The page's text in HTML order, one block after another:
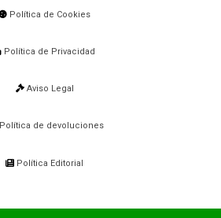
Política de Cookies
Política de Privacidad
Aviso Legal
Política de devoluciones
Política Editorial